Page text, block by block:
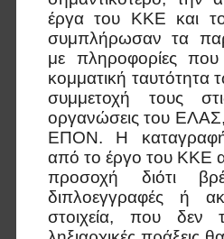
έργα του ΚΚΕ και
συμπλήρωσαν τα
με πληροφορίες
κομματική ταυτότητα
συμμετοχή τους
οργανώσεις του
ΕΠΟΝ. Η καταγραφή
από το έργο του ΚΚΕ
προσοχή διότι
διπλοεγγραφές ή
στοιχεία, που δεν